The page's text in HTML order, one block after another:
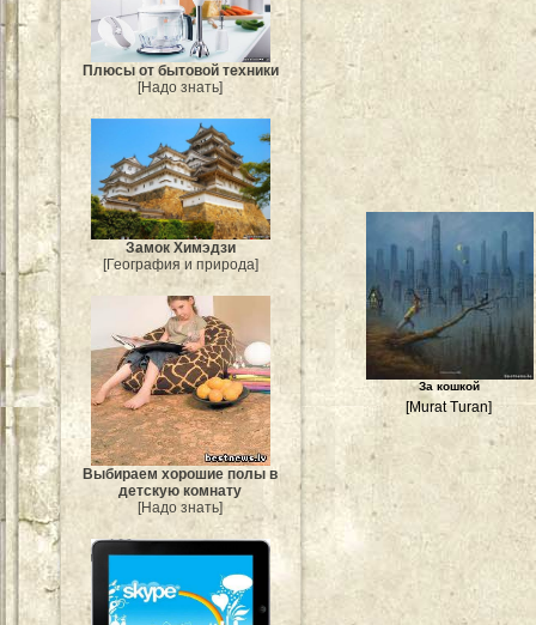
Плюсы от бытовой техники
[Надо знать]
Замок Химэдзи
[География и природа]
Выбираем хорошие полы в
детскую комнату
[Надо знать]
За кошкой
[Murat Turan]